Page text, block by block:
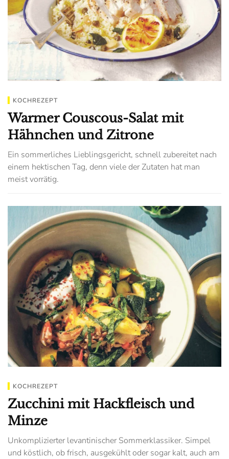
KOCHREZEPT
Warmer Couscous-Salat mit
Hähnchen und Zitrone
Ein sommerliches Lieblingsgericht, schnell zubereitet nach
einem hektischen Tag, denn viele der Zutaten hat man
meist vorrätig.
KOCHREZEPT
Zucchini mit Hackfleisch und
Minze
Unkomplizierter levantinischer Sommerklassiker. Simpel
und köstlich, ob frisch, ausgekühlt oder sogar kalt, auch am